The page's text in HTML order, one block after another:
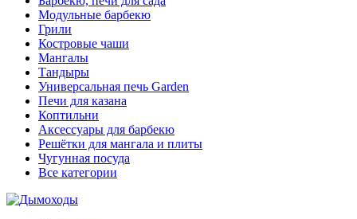
Модульные барбекю
Грили
Костровые чаши
Мангалы
Тандыры
Универсальная печь Garden
Печи для казана
Коптильни
Аксессуары для барбекю
Решётки для мангала и плиты
Чугунная посуда
Все категории